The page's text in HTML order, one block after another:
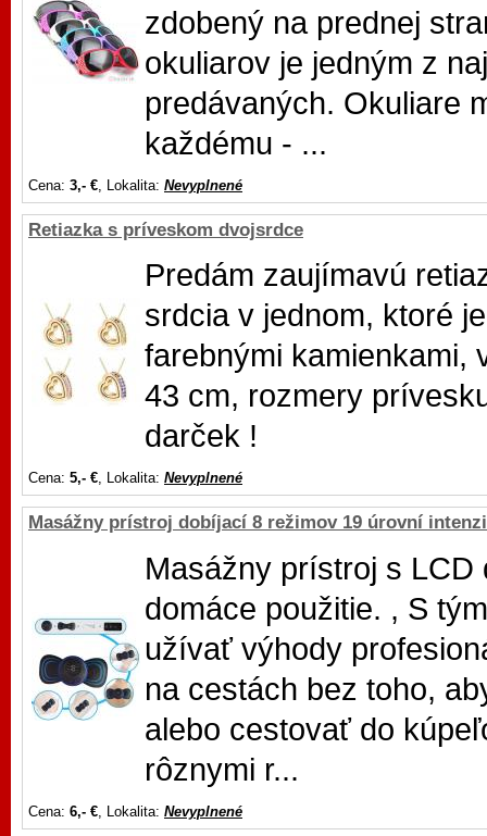
zdobený na prednej
okuliarov je jedným z
predávaných. Okuliare
každému - ...
Cena: 3,- €, Lokalita: Nevyplnené
Retiazka s príveskom dvojsrdce
Predám zaujímavú
srdcia v jednom, ktoré
farebnými kamienkami,
43 cm, rozmery
darček !
Cena: 5,- €, Lokalita: Nevyplnené
Masážny prístroj dobíjací 8 režimov 19 úrovní
Masážny prístroj s
domáce použitie. , S
užívať výhody
na cestách bez toho,
alebo cestovať do
rôznymi r...
Cena: 6,- € , Lokalita: Nevyplnené